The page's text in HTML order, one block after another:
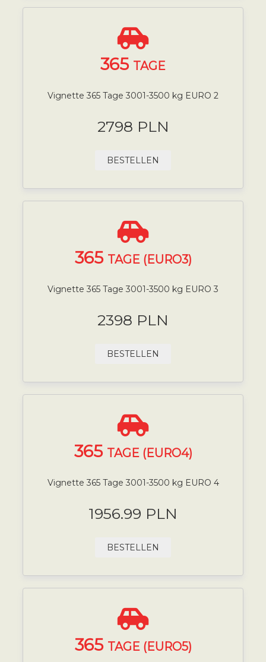
365 TAGE
Vignette 365 Tage 3001-3500 kg EURO 2
2798 PLN
BESTELLEN
365 TAGE (EURO3)
Vignette 365 Tage 3001-3500 kg EURO 3
2398 PLN
BESTELLEN
365 TAGE (EURO4)
Vignette 365 Tage 3001-3500 kg EURO 4
1956.99 PLN
BESTELLEN
365 TAGE (EURO5)